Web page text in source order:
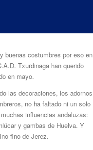
buenas costumbres por eso en
Txurdinaga han querido
en mayo.
las decoraciones, los adornos
no ha faltado ni un solo
influencias andaluzas:
y gambas de Huelva. Y
fino de Jerez.